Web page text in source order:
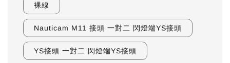
裸線
Nauticam M11 接頭 一對二 閃燈端YS接頭
YS接頭 一對二 閃燈端YS接頭